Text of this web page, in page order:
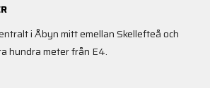
i Åbyn mitt emellan Skellefteå och
hundra meter från E4.